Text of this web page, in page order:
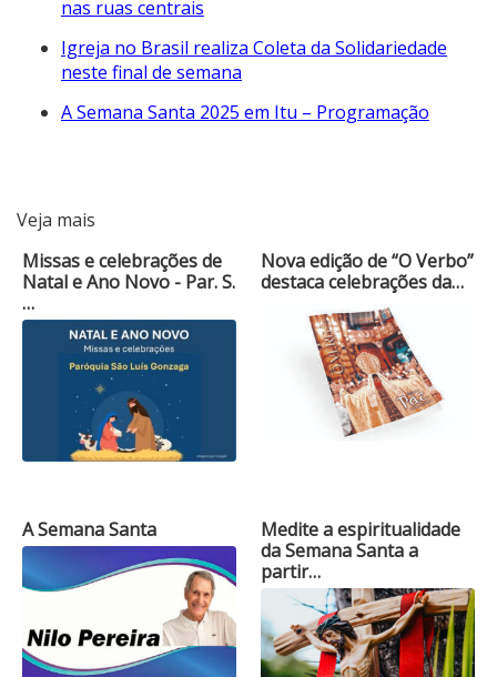
nas ruas centrais
Igreja no Brasil realiza Coleta da Solidariedade
neste final de semana
A Semana Santa 2025 em Itu – Programação
Veja mais
Missas e celebrações de
Natal e Ano Novo - Par. S.
…
Nova edição de “O Verbo”
destaca celebrações da…
A Semana Santa
Medite a espiritualidade
da Semana Santa a
partir…